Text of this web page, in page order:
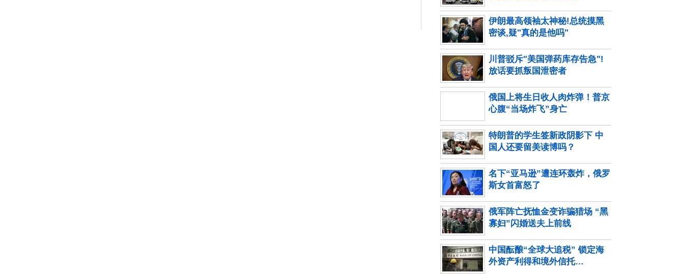
伊朗最高领袖太神秘!总统摸黑
密谈,疑"真的是他吗"
川普驳斥"美国弹药库存告急"!
放话要抓叛国泄密者
俄国上将生日收人肉炸弹！普京
心腹“当场炸飞”身亡
特朗普的学生签新政阴影下 中
国人还要留美读博吗？
名下“亚马逊”遭连环轰炸，俄罗
斯女首富怒了
俄军阵亡抚恤金变诈骗猎场 “黑
寡妇”闪婚送夫上前线
中国酝酿“全球大追税” 锁定海
外资产利得和境外信托…